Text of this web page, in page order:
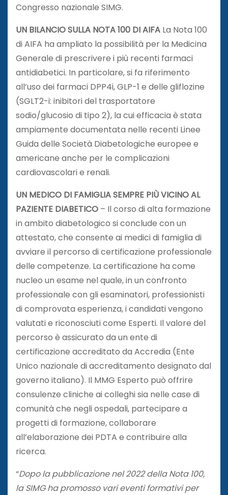
Congresso nazionale SIMG.
UN BILANCIO SULLA NOTA 100 DI AIFA La Nota 100
di AIFA ha ampliato la possibilità per la Medicina
Generale di prescrivere i più recenti farmaci
antidiabetici. In particolare, si fa riferimento
all’uso dei farmaci DPP4i, GLP-1 e delle gliflozine
(SGLT2-i: inibitori del trasportatore
sodio/glucosio di tipo 2), la cui efficacia è stata
ampiamente documentata nelle recenti Linee
Guida delle Società Diabetologiche europee e
americane anche per le complicazioni
cardiovascolari e renali.
UN MEDICO DI FAMIGLIA SEMPRE PIÙ VICINO AL
PAZIENTE DIABETICO – Il corso di alta formazione
in ambito diabetologico si conclude con un
attestato, che consente ai medici di famiglia di
avviare il percorso di certificazione professionale
delle competenze. La certificazione ha come
nucleo un esame nel quale, in un confronto
professionale con gli esaminatori, professionisti
di comprovata esperienza, i candidati vengono
valutati e riconosciuti come Esperti. Il valore del
percorso è assicurato da un ente di
certificazione accreditato da Accredia (Ente
Unico nazionale di accreditamento designato dal
governo italiano). Il MMG Esperto può offrire
consulenze cliniche ai colleghi sia nelle case di
comunità che negli ospedali, partecipare a
progetti di formazione, collaborare
all’elaborazione dei PDTA e contribuire alla
ricerca.
“Dopo la pubblicazione nel 2022 della Nota 100,
la SIMG ha promosso vari eventi formativi per